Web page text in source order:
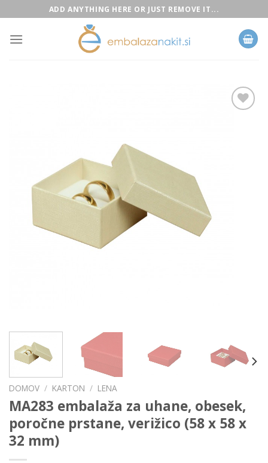
to
content
ADD ANYTHING HERE OR JUST REMOVE IT...
DOMOV / KARTON / LENA
MA283 embalaža za uhane, obesek,
poročne prstane, verižico (58 x 58 x
32 mm)